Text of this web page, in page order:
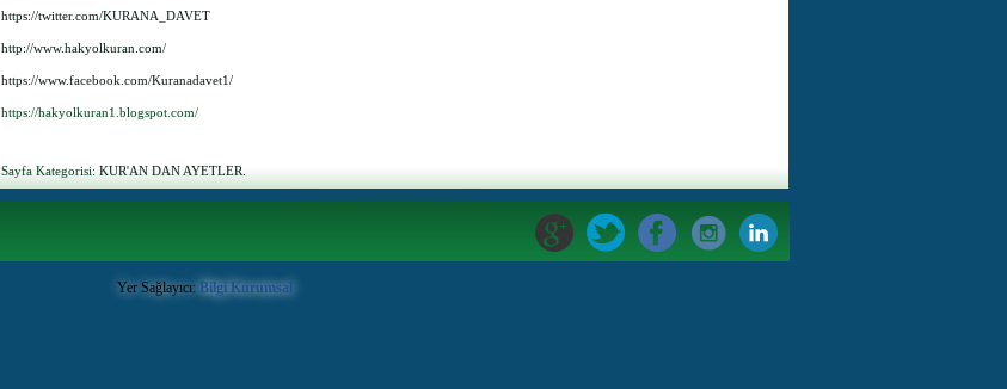
https://twitter.com/KURANA_DAVET
http://www.hakyolkuran.com/
https://www.facebook.com/Kuranadavet1/
https://hakyolkuran1.blogspot.com/
Sayfa Kategorisi: KUR'AN DAN AYETLER.
Yer Sağlayıcı: Bilgi Kurumsal